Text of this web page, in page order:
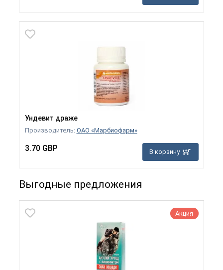
Ундевит драже
Производитель: ОАО «Марбиофарм»
3.70 GBP В корзину
Выгодные предложения
Акция